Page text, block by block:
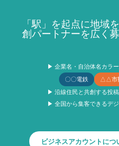
「駅」を起点に地域
創パートナーを広く
▶ 企業名・自治体名カラ
〇〇電鉄
△△市
▶ 沿線住民と共創する投
▶ 全国から集客できるデ
ビジネスアカウントにつ